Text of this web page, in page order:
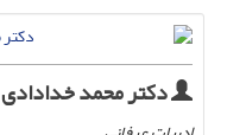
دکتر محمد خدادادی